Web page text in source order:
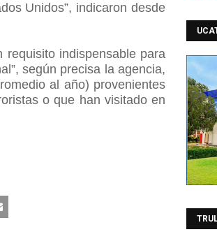
Unidos”, indicaron desde
indispensable para
según precisa la agencia,
al año) provenientes
o que han visitado en